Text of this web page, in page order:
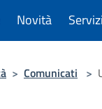
Novità Servizi
> Comunicati >